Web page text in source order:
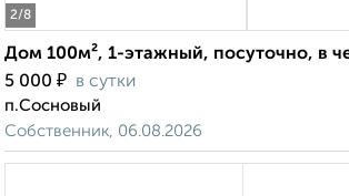
2/8
Дом 100м², 1-этажный, посуточно, в
5 000 ₽ в сутки
п.Сосновый
Собственник, 06.08.2026